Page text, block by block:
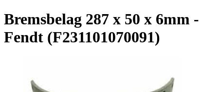
Bremsbelag 287 x 50 x 6mm -
Fendt (F231101070091)